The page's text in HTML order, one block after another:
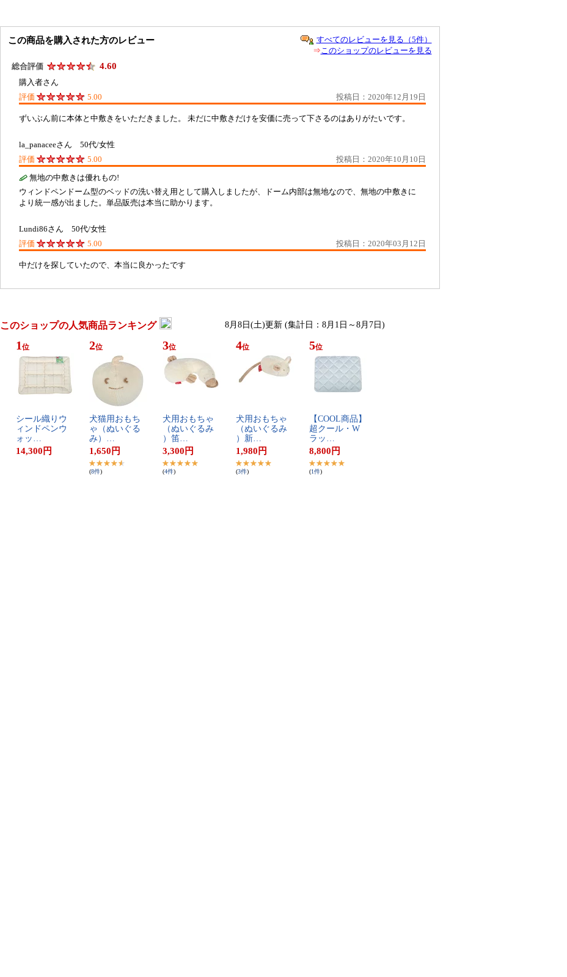
この商品を購入された方のレビュー
すべてのレビューを見る（5件）
⇒このショップのレビューを見る
総合評価
4.60
購入者さん
評価
5.00 投稿日：2020年12月19日
ずいぶん前に本体と中敷きをいただきました。 未だに中敷きだけを安価に売って下さるのはありがたいです。
la_panaceeさん 50代/女性
評価
5.00
投稿日：2020年10月10日
無地の中敷きは優れもの!
ウィンドペンドーム型のベッドの洗い替え用として購入しましたが、ドーム内部は無地なので、無地の中敷きに
より統一感が出ました。単品販売は本当に助かります。
Lundi86さん 50代/女性
評価
5.00 投稿日：2020年03月12日
中だけを探していたので、本当に良かったです
このショップの人気商品ランキング 8月8日(土)更新 (集計日：8月1日～8月7日)
1 位
シ​ー​ル​織​り​ウ​
ィ​ン​ド​ペ​ン​ウ​
ォ​ッ​…
14,300 円
2位
犬​猫​用​お​も​ち​
ゃ​（​ぬ​い​ぐ​る​
み​）​…
1,650 円
(8件)
3位
犬​用​お​も​ち​ゃ​
（​ぬ​い​ぐ​る​み​
）​笛​…
3,300 円
(4件)
4位
犬​用​お​も​ち​ゃ​
（​ぬ​い​ぐ​る​み​
）​新​…
1,980 円
(3件)
5位
【​C​O​O​L​商​品​】​
​超​ク​ー​ル​・​W​
ラ​ッ​…
8,800 円
(1件)